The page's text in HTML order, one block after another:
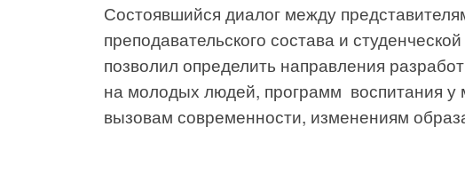
Состоявшийся диалог между
преподавательского состава и
позволил определить направления
на молодых людей, программ воспитания у
вызовам современности, изменениям